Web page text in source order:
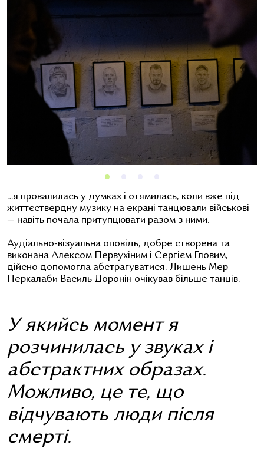
…я провалилась у думках і отямилась, коли вже під
життєствердну музику на екрані танцювали військові
— навіть почала притупцювати разом з ними.
Аудіально-візуальна оповідь, добре створена та
виконана Алексом Первухіним і Сергієм Гловим,
дійсно допомогла абстрагуватися. Лишень Мер
Перкалаби Василь Доронін очікував більше танців.
У якийсь момент я
розчинилась у звуках і
абстрактних образах.
Можливо, це те, що
відчувають люди після
смерті.